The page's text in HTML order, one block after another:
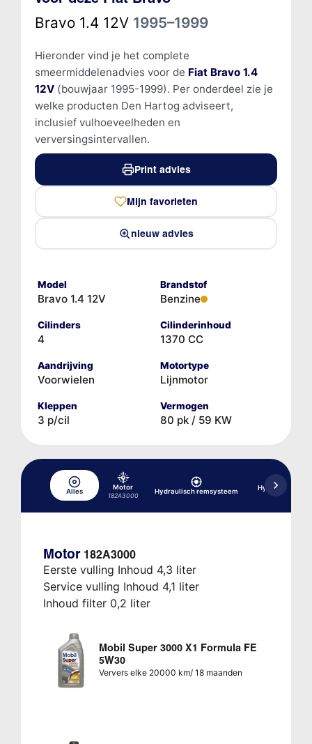
Bravo 1.4 12V 1995–1999
Hieronder vind je het complete
smeermiddelenadvies voor de Fiat Bravo 1.4
12V(bouwjaar 1995-1999). Per onderdeel zie je
welke producten Den Hartog adviseert,
inclusief vulhoeveelheden en
verversingsintervallen.
Print advies
Mijn favorieten
nieuw advies
Model
Bravo 1.4 12V
Brandstof
Benzine
Cilinders
4
Cilinderinhoud
1370 CC
Aandrijving
Voorwielen
Motortype
Lijnmotor
Kleppen
3 p/cil
Vermogen
80 pk / 59 KW
Alles
Motor
182A3000
Hydraulisch remsysteem
Hydraulisch
Motor 182A3000
Eerste vulling Inhoud 4,3 liter
Service vulling Inhoud 4,1 liter
Inhoud filter 0,2 liter
Mobil Super 3000 X1 Formula FE
5W30
Ververs elke 20000 km/ 18 maanden